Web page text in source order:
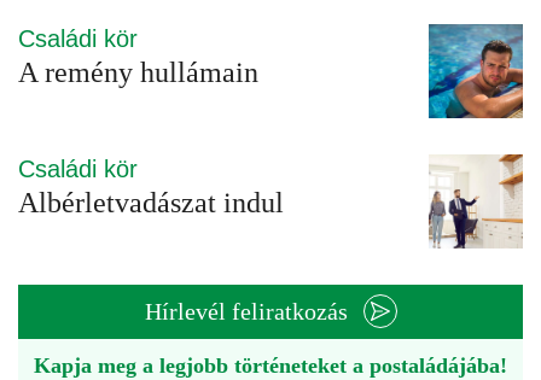
Családi kör
A remény hullámain
Családi kör
Albérletvadászat indul
Hírlevél feliratkozás
Kapja meg a legjobb történeteket a postaládájába!